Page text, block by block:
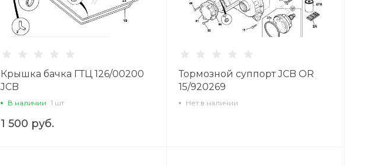
Крышка бачка ГТЦ 126/00200
JCB
В наличии 1 шт
1 500 руб.
Тормозной суппорт JCB OR
15/920269
Нет в наличии